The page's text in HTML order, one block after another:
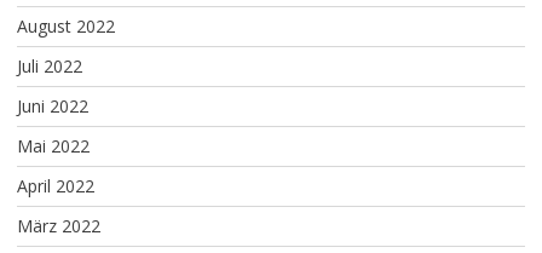
August 2022
Juli 2022
Juni 2022
Mai 2022
April 2022
März 2022